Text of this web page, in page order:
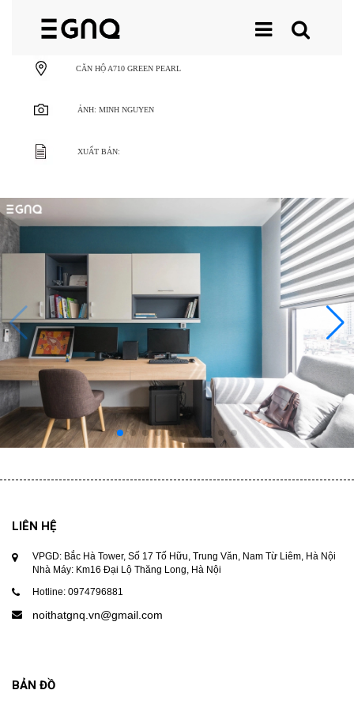
CĂN HỘ A710 GREEN PEARL
ẢNH: MINH NGUYEN
XUẤT BẢN:
LIÊN HỆ
VPGD: Bắc Hà Tower, Số 17 Tố Hữu, Trung Văn, Nam Từ Liêm, Hà Nội
Nhà Máy: Km16 Đại Lộ Thăng Long, Hà Nội
Hotline: 0974796881
noithatgnq.vn@gmail.com
BẢN ĐỒ